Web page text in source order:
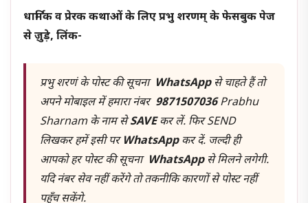
धार्मिक व प्रेरक कथाओं के लिए प्रभु शरणम् के फेसबुक पेज
से जु़ड़े, लिंक-
प्रभु शरणं के पोस्ट की सूचना WhatsAppसे चाहते हैं तो
अपने मोबाइल में हमारा नंबर 9871507036Prabhu
Sharnam के नाम सेSAVEकर लें. फिर SEND
लिखकर हमें इसी परWhatsAppकर दें. जल्दी ही
आपको हर पोस्ट की सूचना WhatsAppसे मिलने लगेगी.
यदि नंबर सेव नहीं करेंगे तो तकनीकि कारणों से पोस्ट नहीं
पहुँच सकेंगे.